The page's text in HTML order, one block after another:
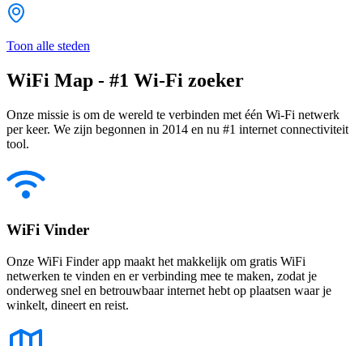
Toon alle steden
WiFi Map - #1 Wi-Fi zoeker
Onze missie is om de wereld te verbinden met één Wi-Fi netwerk
per keer. We zijn begonnen in 2014 en nu #1 internet connectiviteit
tool.
WiFi Vinder
Onze WiFi Finder app maakt het makkelijk om gratis WiFi
netwerken te vinden en er verbinding mee te maken, zodat je
onderweg snel en betrouwbaar internet hebt op plaatsen waar je
winkelt, dineert en reist.